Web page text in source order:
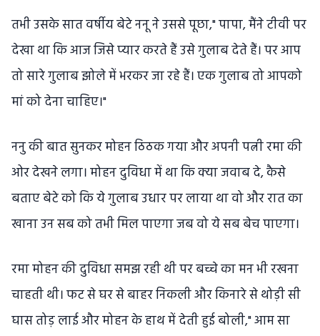
तभी उसके सात वर्षीय बेटे ननू ने उससे पूछा," पापा, मैंने टीवी पर
देखा था कि आज जिसे प्यार करते हैं उसे गुलाब देते हैं। पर आप
तो सारे गुलाब झोले में भरकर जा रहे हैं। एक गुलाब तो आपको
मां को देना चाहिए।"
ननु की बात सुनकर मोहन ठिठक गया और अपनी पत्नी रमा की
ओर देखने लगा। मोहन दुविधा में था कि क्या जवाब दे, कैसे
बताए बेटे को कि ये गुलाब उधार पर लाया था वो और रात का
खाना उन सब को तभी मिल पाएगा जब वो ये सब बेच पाएगा।
रमा मोहन की दुविधा समझ रही थी पर बच्चे का मन भी रखना
चाहती थी। फट से घर से बाहर निकली और किनारे से थोड़ी सी
घास तोड़ लाई और मोहन के हाथ में देती हुई बोली," आम सा